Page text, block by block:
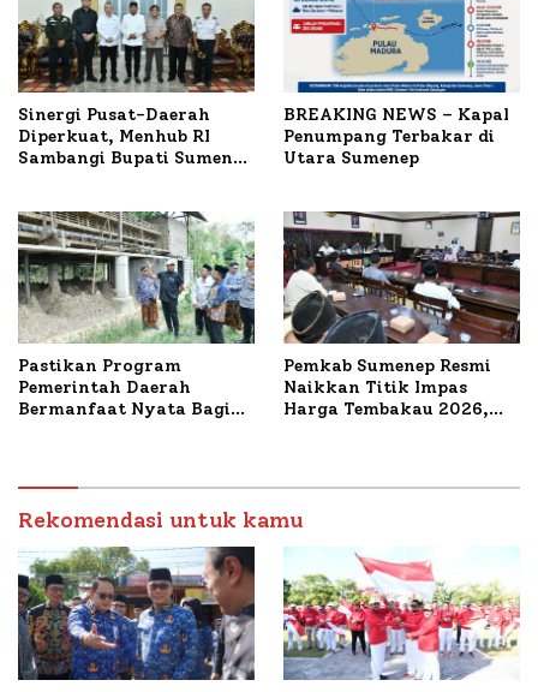
Sinergi Pusat-Daerah
Diperkuat, Menhub RI
Sambangi Bupati Sumenep
BREAKING NEWS – Kapal
Penumpang Terbakar di
Utara Sumenep
Pastikan Program
Pemerintah Daerah
Bermanfaat Nyata Bagi
Petelur di Desa Bataal
Timur
Pemkab Sumenep Resmi
Naikkan Titik Impas
Harga Tembakau 2026,
Rekomendasi untuk kamu